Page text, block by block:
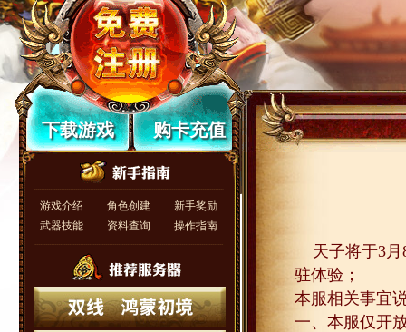
下载游戏 购卡充值
游戏介绍 角色创建
新手奖励
武器技能
资料查询 操作指南
天子将于3月
驻体验；
本服相关事宜
一、本服仅开